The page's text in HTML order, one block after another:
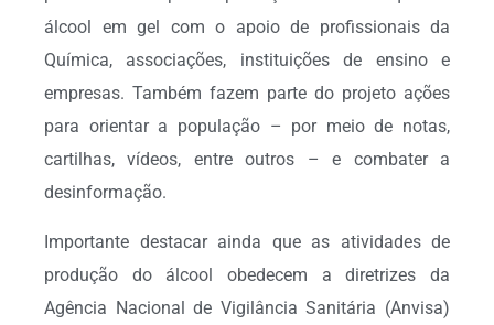
álcool em gel com o apoio de profissionais da
Química, associações, instituições de ensino e
empresas. Também fazem parte do projeto ações
para orientar a população – por meio de notas,
cartilhas, vídeos, entre outros – e combater a
desinformação.
Importante destacar ainda que as atividades de
produção do álcool obedecem a diretrizes da
Agência Nacional de Vigilância Sanitária (Anvisa)